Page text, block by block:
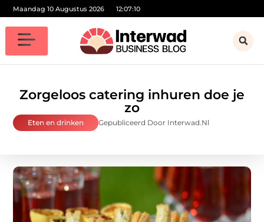
Maandag 10 Augustus 2026 12:07:12
Zorgeloos catering inhuren doe je
zo
Eten en drinken Gepubliceerd Door Interwad.nl